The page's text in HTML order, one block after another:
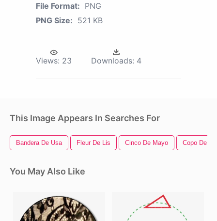
File Format: PNG
PNG Size: 521 KB
Views: 23 Downloads: 4
This Image Appears In Searches For
Bandera De Usa Fleur De Lis Cinco De Mayo Copo De
You May Also Like